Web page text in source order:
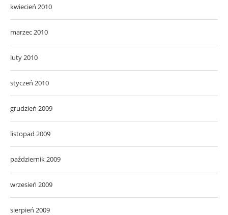
kwiecień 2010
marzec 2010
luty 2010
styczeń 2010
grudzień 2009
listopad 2009
październik 2009
wrzesień 2009
sierpień 2009